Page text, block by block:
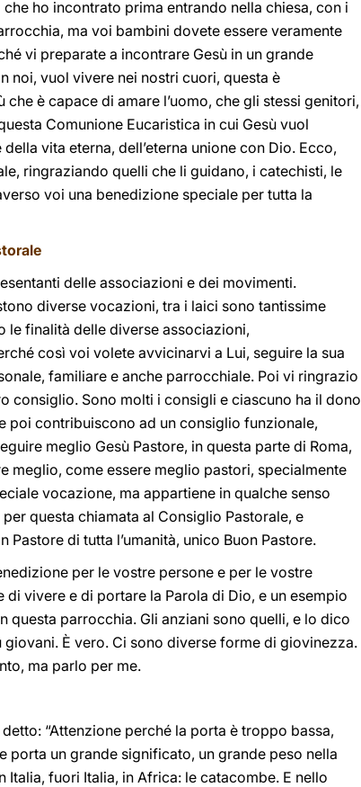
ho incontrato prima entrando nella chiesa, con i
ma voi bambini dovete essere veramente
vi preparate a incontrare Gesù in un grande
noi, vuol vivere nei nostri cuori, questa è
è capace di amare l’uomo, che gli stessi genitori,
Comunione Eucaristica in cui Gesù vuol
vita eterna, dell’eterna unione con Dio. Ecco,
ringraziando quelli che li guidano, i catechisti, le
voi una benedizione speciale per tutta la
delle associazioni e dei movimenti.
diverse vocazioni, tra i laici sono tantissime
le finalità delle diverse associazioni,
così voi volete avvicinarvi a Lui, seguire la sua
familiare e anche parrocchiale. Poi vi ringrazio
consiglio. Sono molti i consigli e ciascuno ha il dono
poi contribuiscono ad un consiglio funzionale,
meglio Gesù Pastore, in questa parte di Roma,
meglio, come essere meglio pastori, specialmente
vocazione, ma appartiene in qualche senso
questa chiamata al Consiglio Pastorale, e
di tutta l’umanità, unico Buon Pastore.
per le vostre persone e per le vostre
vivere e di portare la Parola di Dio, e un esempio
parrocchia. Gli anziani sono quelli, e lo dico
È vero. Ci sono diverse forme di giovinezza.
ma parlo per me.
“Attenzione perché la porta è troppo bassa,
porta un grande significato, un grande peso nella
fuori Italia, in Africa: le catacombe. E nello